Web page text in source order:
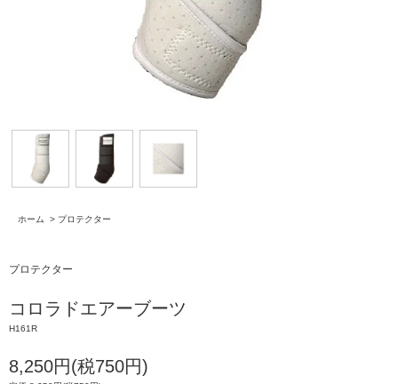
ホーム > プロテクター
プロテクター
コロラドエアーブーツ
H161R
8,250円(税750円)